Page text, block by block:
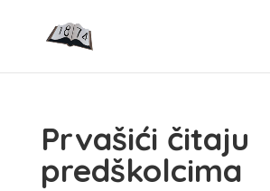
Prvašići čitaju
predškolcima